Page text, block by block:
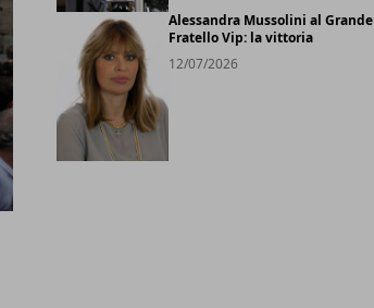
Alessandra Mussolini al Grande
Fratello Vip: la vittoria
12/07/2026